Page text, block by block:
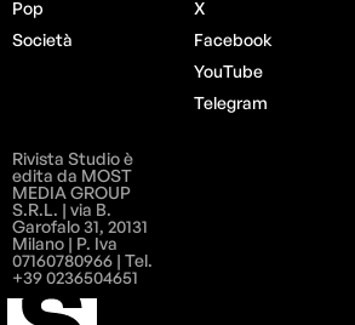
Pop
Società
X
Facebook
YouTube
Telegram
Rivista Studio è
edita da MOST
MEDIA GROUP
S.R.L. | via B.
Garofalo 31, 20131
Milano | P. Iva
07160780966 | Tel.
+39 0236504651